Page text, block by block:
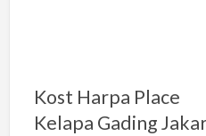
Kost Harpa Place
Kelapa Gading